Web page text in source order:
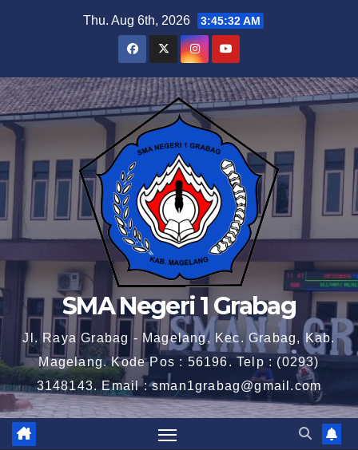
Thu. Aug 6th, 2026 3:45:33 AM
SMA Negeri 1 Grabag
Jl. Raya Grabag - Magelang, Kec. Grabag, Kab.
Magelang. Kode Pos : 56196. Telp : (0293)
3148143. Email : sman1grabag@gmail.com